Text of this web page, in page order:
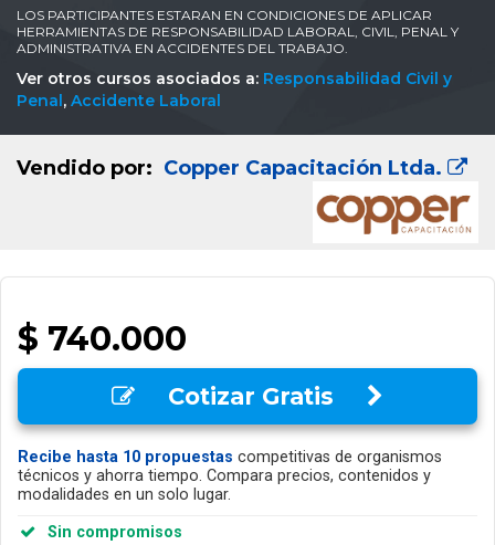
LOS PARTICIPANTES ESTARAN EN CONDICIONES DE APLICAR
HERRAMIENTAS DE RESPONSABILIDAD LABORAL, CIVIL, PENAL Y
ADMINISTRATIVA EN ACCIDENTES DEL TRABAJO.
Ver otros cursos asociados a: Responsabilidad Civil y
Penal, Accidente Laboral
Vendido por: Copper Capacitación Ltda.
$ 740.000
Cotizar Gratis
Recibe hasta 10 propuestas competitivas de organismos
técnicos y ahorra tiempo. Compara precios, contenidos y
modalidades en un solo lugar.
Sin compromisos